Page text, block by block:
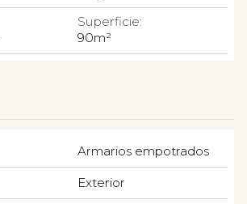
Superficie:
90m²
Armarios empotrados
Exterior